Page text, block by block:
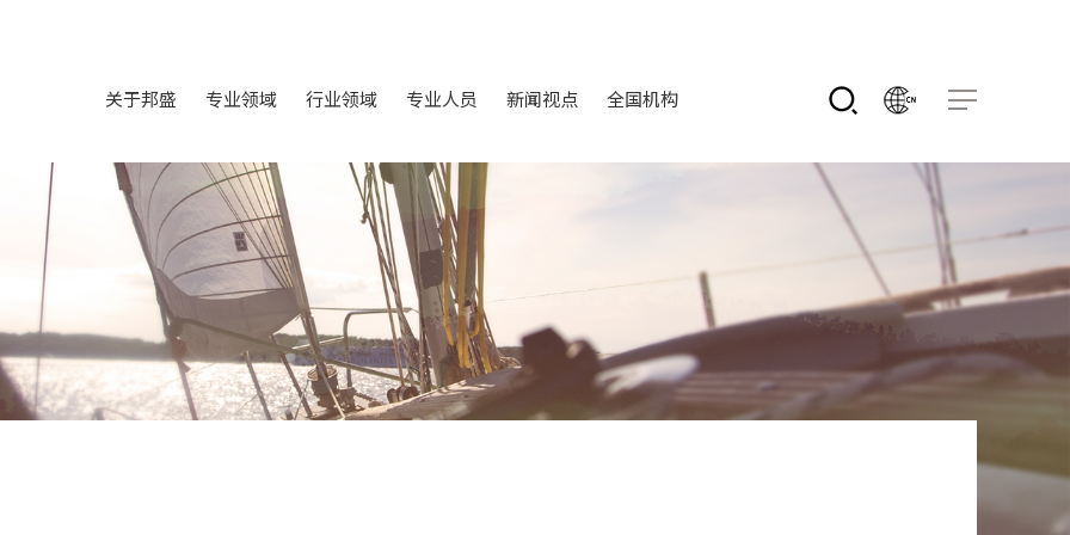
关于邦盛 专业领域 行业领域 专业人员 新闻视点 全国机构